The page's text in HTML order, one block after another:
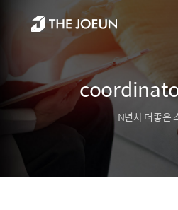
N년차 더좋은